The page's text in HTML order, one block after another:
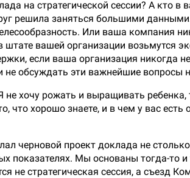
на стратегической сессии? А кто
решила заняться большими
Или ваша компания
штате вашей организации возьмутся
если ваша организация никогда
обсуждать эти важнейшие вопросы
не хочу рожать и выращивать
что хорошо знаете, и в чем у вас
черновой проект доклада не
показателях. Мы основаны тогда-то и
не стратегическая сессия, а съезд